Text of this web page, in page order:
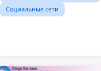
Социальные сети